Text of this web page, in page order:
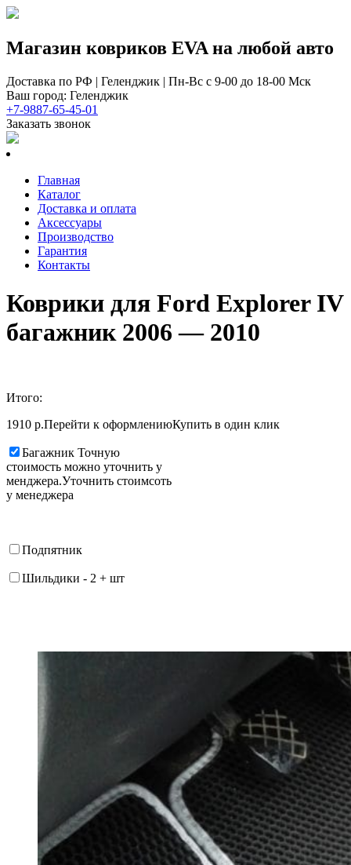
Магазин ковриков EVA ​на любой авто
Доставка по РФ | Геленджик | Пн-Вс с 9-00 до 18-00 Мск
Ваш город: Геленджик
+7-9887-65-45-01
Заказать звонок
Главная
Каталог
Доставка и оплата
Аксессуары
Производство
Гарантия
Контакты
Коврики для Ford Explorer IV
багажник 2006 — 2010
Итого:
1910 р.Перейти к оформлениюКупить в один клик
Багажник Точную
стоимость можно уточнить у
менджера.Уточнить стоимсоть
у менеджера
Подпятник
Шильдики - 2 + шт